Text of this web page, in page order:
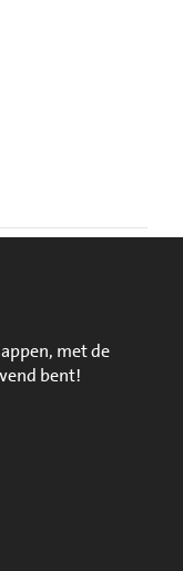
met de
bent!